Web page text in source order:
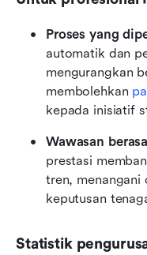
Proses yang
automatik dan
mengurangkan
membolehkan
kepada inisiatif
Wawasan
prestasi
tren, menangani
keputusan
Statistik